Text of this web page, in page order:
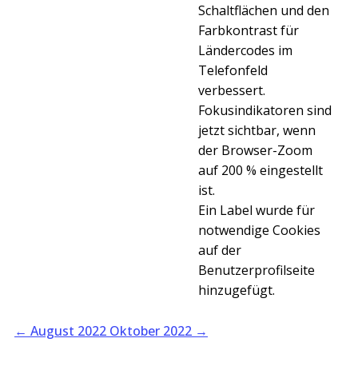
Schaltflächen und den
Farbkontrast für
Ländercodes im
Telefonfeld
verbessert.
Fokusindikatoren sind
jetzt sichtbar, wenn
der Browser-Zoom
auf 200 % eingestellt
ist.
Ein Label wurde für
notwendige Cookies
auf der
Benutzerprofilseite
hinzugefügt.
← August 2022 Oktober 2022 →